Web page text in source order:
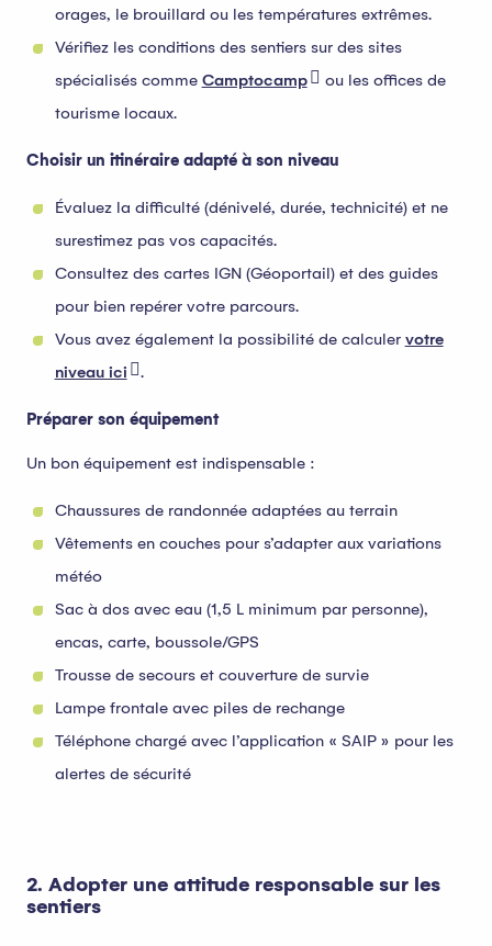
orages, le brouillard ou les températures extrêmes.
Vérifiez les conditions des sentiers sur des sites
spécialisés comme Camptocamp
ou les offices de
tourisme locaux.
Choisir un itinéraire adapté à son niveau
Évaluez la difficulté (dénivelé, durée, technicité) et ne
surestimez pas vos capacités.
Consultez des cartes IGN (Géoportail) et des guides
pour bien repérer votre parcours.
Vous avez également la possibilité de calculer votre
niveau ici
.
Préparer son équipement
Un bon équipement est indispensable :
Chaussures de randonnée adaptées au terrain
Vêtements en couches pour s’adapter aux variations
météo
Sac à dos avec eau (1,5 L minimum par personne),
encas, carte, boussole/GPS
Trousse de secours et couverture de survie
Lampe frontale avec piles de rechange
Téléphone chargé avec l’application « SAIP » pour les
alertes de sécurité
2. Adopter une attitude responsable sur les
sentiers